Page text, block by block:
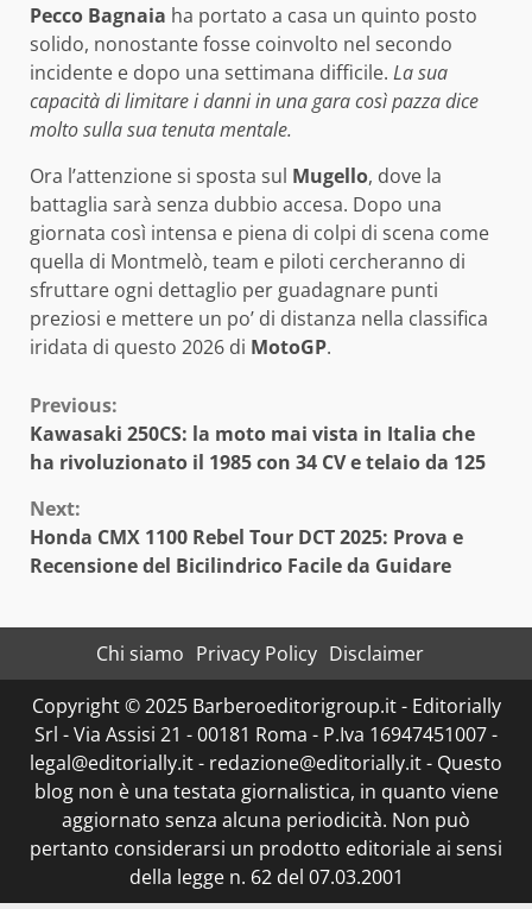
Pecco Bagnaia ha portato a casa un quinto posto
solido, nonostante fosse coinvolto nel secondo
incidente e dopo una settimana difficile. La sua
capacità di limitare i danni in una gara così pazza dice
molto sulla sua tenuta mentale.
Ora l’attenzione si sposta sul Mugello, dove la
battaglia sarà senza dubbio accesa. Dopo una
giornata così intensa e piena di colpi di scena come
quella di Montmelò, team e piloti cercheranno di
sfruttare ogni dettaglio per guadagnare punti
preziosi e mettere un po’ di distanza nella classifica
iridata di questo 2026 di MotoGP.
Continue
Reading
Previous:
Kawasaki 250CS: la moto mai vista in Italia che
ha rivoluzionato il 1985 con 34 CV e telaio da 125
Next:
Honda CMX 1100 Rebel Tour DCT 2025: Prova e
Recensione del Bicilindrico Facile da Guidare
Chi siamo Privacy Policy Disclaimer
Copyright © 2025 Barberoeditorigroup.it - Editorially
Srl - Via Assisi 21 - 00181 Roma - P.Iva 16947451007 -
legal@editorially.it - redazione@editorially.it - Questo
blog non è una testata giornalistica, in quanto viene
aggiornato senza alcuna periodicità. Non può
pertanto considerarsi un prodotto editoriale ai sensi
della legge n. 62 del 07.03.2001